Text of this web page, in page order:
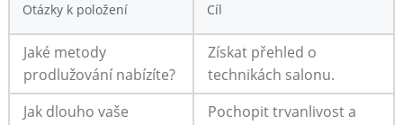
Otázky k položení Cíl
Jaké metody
prodlužování nabízíte?
Získat přehled o
technikách salonu.
Jak dlouho vaše
Pochopit trvanlivost a